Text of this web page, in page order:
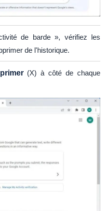
de barde », vérifiez les
de l'historique.
(X) à côté de chaque